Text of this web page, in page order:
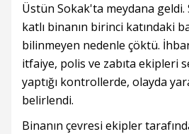
Üstün Sokak'ta meydana
katlı binanın birinci katındaki
bilinmeyen nedenle çöktü.
itfaiye, polis ve zabıta ekipleri
yaptığı kontrollerde, olayda
belirlendi.
Binanın çevresi ekipler